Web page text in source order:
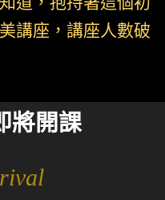
講座，講座人數破
將開課